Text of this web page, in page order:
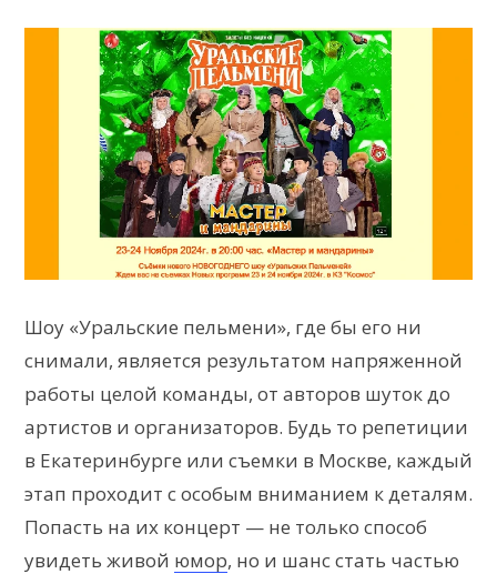
Шоу «Уральские пельмени», где бы его ни
снимали, является результатом напряженной
работы целой команды, от авторов шуток до
артистов и организаторов. Будь то репетиции
в Екатеринбурге или съемки в Москве, каждый
этап проходит с особым вниманием к деталям.
Попасть на их концерт — не только способ
увидеть живой юмор, но и шанс стать частью